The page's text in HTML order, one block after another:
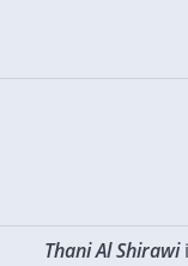
Thani Al Shirawi